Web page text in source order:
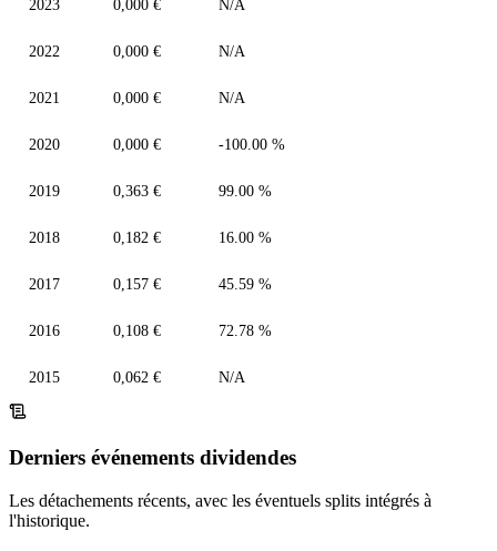
2023 0,000 € N/A
2022 0,000 € N/A
2021 0,000 € N/A
2020 0,000 € -100.00 %
2019 0,363 € 99.00 %
2018 0,182 € 16.00 %
2017 0,157 € 45.59 %
2016 0,108 € 72.78 %
2015 0,062 € N/A
Derniers événements dividendes
Les détachements récents, avec les éventuels splits intégrés à
l'historique.